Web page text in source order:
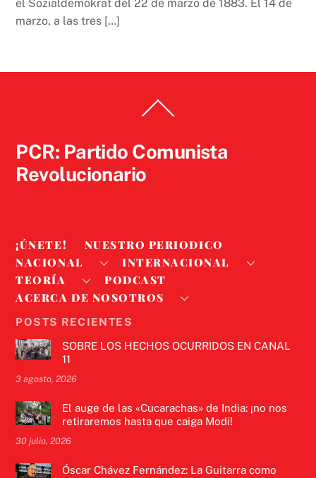
el Sozialdemokrat del 22 de marzo de 1883. El 14 de
marzo, a las tres […]
To
PCR: Partido Comunista
Revolucionario
¡ÚNETE!
NUESTRO PERIODICO
NACIONAL
INTERNACIONAL
TEORÍA
PODCAST
ACERCA DE NOSOTROS
POSTS RECIENTES
SOBRE LOS HECHOS OCURRIDOS EN CANAL
11
3 agosto, 2026
El auge de las «Cucarachas» de India: ¡no nos
retiraremos hasta que caiga Modi!
30 julio, 2026
Óscar Chávez Fernández: La Guitarra como